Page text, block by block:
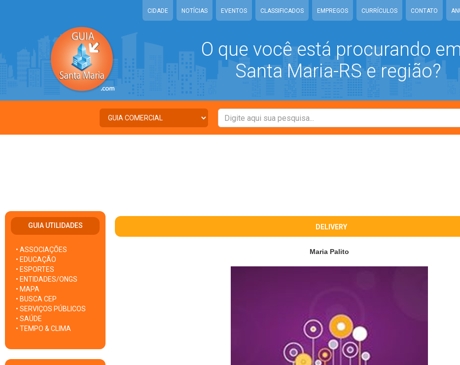
CIDADE NOTÍCIAS EVENTOS CLASSIFICADOS EMPREGOS CURRÍCULOS CONTATO
O que você está procurando
Santa Maria-RS e região?
GUIA UTILIDADES
• ASSOCIAÇÕES
• EDUCAÇÃO
• ESPORTES
• ENTIDADES/ONGS
• MAPA
• BUSCA CEP
• SERVIÇOS PÚBLICOS
• SAÚDE
• TEMPO & CLIMA
DELIVERY
Maria Palito